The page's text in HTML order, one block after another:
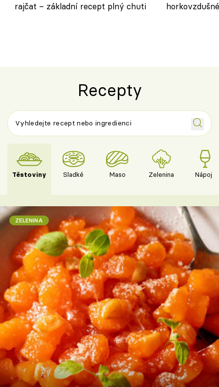
rajčat – základní recept plný chuti
Recepty
Těstoviny Sladké Maso Zelenina Nápoje
ZELENINA